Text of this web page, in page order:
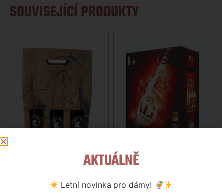
SOUVISEJÍCÍ PRODUKTY
DÁRKOVÁ EDICE 4+2
BOHEMIAN ALE
350Kč
Skladem
AKTUÁLNĚ
Letní novinka pro dámy!